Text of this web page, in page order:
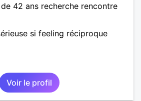
42 ans recherche rencontre
si feeling réciproque
Voir le profil